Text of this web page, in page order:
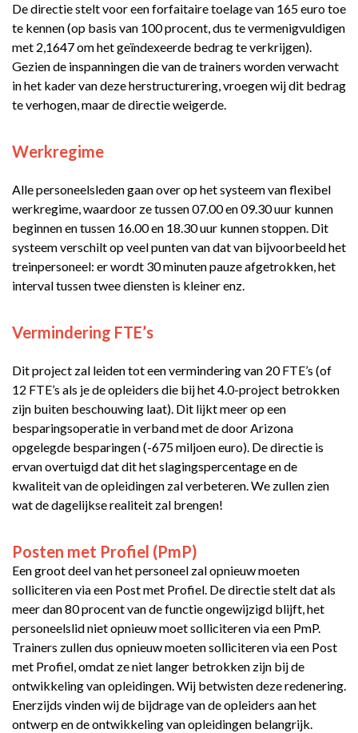
De directie stelt voor een forfaitaire toelage van 165 euro toe
te kennen (op basis van 100 procent, dus te vermenigvuldigen
met 2,1647 om het geïndexeerde bedrag te verkrijgen).
Gezien de inspanningen die van de trainers worden verwacht
in het kader van deze herstructurering, vroegen wij dit bedrag
te verhogen, maar de directie weigerde.
Werkregime
Alle personeelsleden gaan over op het systeem van flexibel
werkregime, waardoor ze tussen 07.00 en 09.30 uur kunnen
beginnen en tussen 16.00 en 18.30 uur kunnen stoppen. Dit
systeem verschilt op veel punten van dat van bijvoorbeeld het
treinpersoneel: er wordt 30 minuten pauze afgetrokken, het
interval tussen twee diensten is kleiner enz.
Vermindering FTE’s
Dit project zal leiden tot een vermindering van 20 FTE’s (of
12 FTE’s als je de opleiders die bij het 4.0-project betrokken
zijn buiten beschouwing laat). Dit lijkt meer op een
besparingsoperatie in verband met de door Arizona
opgelegde besparingen (-675 miljoen euro). De directie is
ervan overtuigd dat dit het slagingspercentage en de
kwaliteit van de opleidingen zal verbeteren. We zullen zien
wat de dagelijkse realiteit zal brengen!
Posten met Profiel (PmP)
Een groot deel van het personeel zal opnieuw moeten
solliciteren via een Post met Profiel. De directie stelt dat als
meer dan 80 procent van de functie ongewijzigd blijft, het
personeelslid niet opnieuw moet solliciteren via een PmP.
Trainers zullen dus opnieuw moeten solliciteren via een Post
met Profiel, omdat ze niet langer betrokken zijn bij de
ontwikkeling van opleidingen. Wij betwisten deze redenering.
Enerzijds vinden wij de bijdrage van de opleiders aan het
ontwerp en de ontwikkeling van opleidingen belangrijk.